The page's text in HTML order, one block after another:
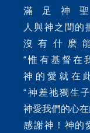
滿足神
人與神之間的
沒有什麽
“惟有基督在
神的愛就在
“神差祂獨生
神愛我們的心在
感謝神！神的